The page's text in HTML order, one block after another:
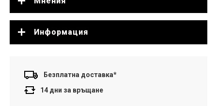
Информация
Безплатна доставка*
14 дни за връщане